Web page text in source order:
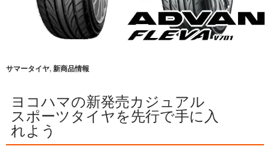
サマータイヤ, 新商品情報
ヨコハマの新発売カジュアル
スポーツタイヤを先行で手に入
れよう